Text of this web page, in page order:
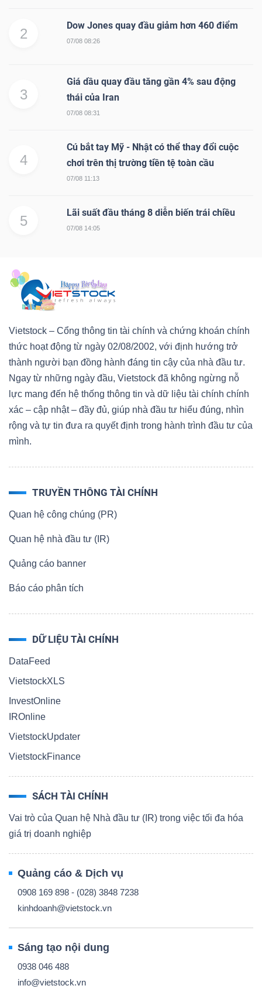
2
Dow Jones quay đầu giảm hơn 460 điểm
07/08 08:26
3
Giá dầu quay đầu tăng gần 4% sau động
thái của Iran
07/08 08:31
4
Cú bắt tay Mỹ - Nhật có thể thay đổi cuộc
chơi trên thị trường tiền tệ toàn cầu
07/08 11:13
5
Lãi suất đầu tháng 8 diễn biến trái chiều
07/08 14:05
Vietstock – Cổng thông tin tài chính và chứng khoán chính
thức hoạt động từ ngày 02/08/2002, với định hướng trở
thành người bạn đồng hành đáng tin cậy của nhà đầu tư.
Ngay từ những ngày đầu, Vietstock đã không ngừng nỗ
lực mang đến hệ thống thông tin và dữ liệu tài chính chính
xác – cập nhật – đầy đủ, giúp nhà đầu tư hiểu đúng, nhìn
rộng và tự tin đưa ra quyết định trong hành trình đầu tư của
mình.
TRUYỀN THÔNG TÀI CHÍNH
Quan hệ công chúng (PR)
Quan hệ nhà đầu tư (IR)
Quảng cáo banner
Báo cáo phân tích
DỮ LIỆU TÀI CHÍNH
DataFeed
VietstockXLS
InvestOnline
IROnline
VietstockUpdater
VietstockFinance
SÁCH TÀI CHÍNH
Vai trò của Quan hệ Nhà đầu tư (IR) trong việc tối đa hóa
giá trị doanh nghiệp
Quảng cáo & Dịch vụ
0908 169 898 - (028) 3848 7238
kinhdoanh@vietstock.vn
Sáng tạo nội dung
0938 046 488
info@vietstock.vn